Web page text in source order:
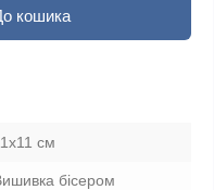
кошика
см
бісером